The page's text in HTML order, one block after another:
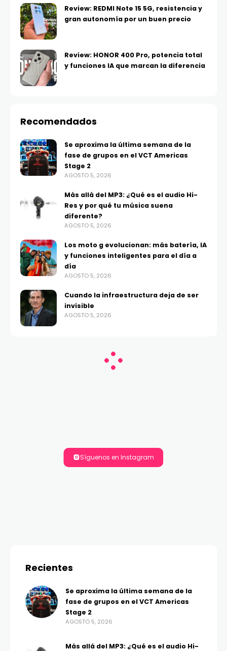
Review: REDMI Note 15 5G, resistencia y
gran autonomía por un buen precio
Review: HONOR 400 Pro, potencia total
y funciones IA que marcan la diferencia
Recomendados
Se aproxima la última semana de la
fase de grupos en el VCT Americas
Stage 2
AGOSTO 5, 2026
Más allá del MP3: ¿Qué es el audio Hi-
Res y por qué tu música suena
diferente?
AGOSTO 5, 2026
Los moto g evolucionan: más batería, IA
y funciones inteligentes para el día a
día
AGOSTO 5, 2026
Cuando la infraestructura deja de ser
invisible
AGOSTO 5, 2026
Síguenos en Instagram
Recientes
Se aproxima la última semana de la
fase de grupos en el VCT Americas
Stage 2
AGOSTO 5, 2026
Más allá del MP3: ¿Qué es el audio Hi-